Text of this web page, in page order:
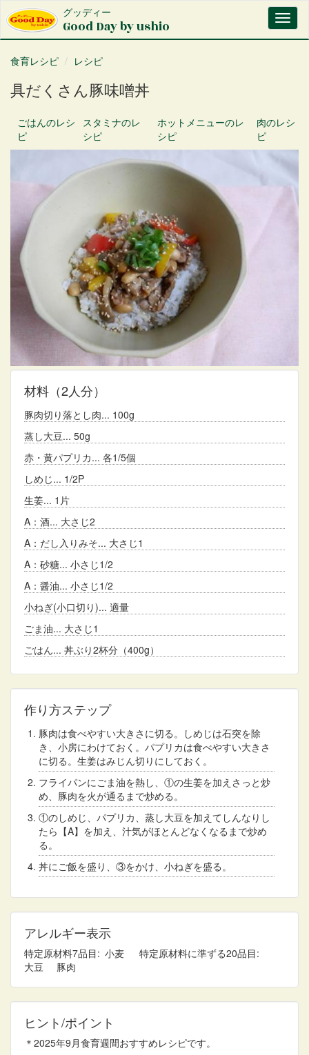
イ
グッディー
Good Day by ushio
食育レシピ
レシピ
具だくさん豚味噌丼
ごはんのレシ
ピ
スタミナのレ
シピ
ホットメニューのレ
シピ
肉のレシ
ピ
材料 （2人分）
豚肉切り落とし肉
100g
蒸し大豆
50g
赤・黄パプリカ
各1/5個
しめじ
1/2P
生姜
1片
A：酒
大さじ2
A：だし入りみそ
大さじ1
A：砂糖
小さじ1/2
A：醤油
小さじ1/2
小ねぎ(小口切り)
適量
ごま油
大さじ1
ごはん
丼ぶり2杯分（400g）
作り方ステップ
豚肉は食べやすい大きさに切る。しめじは石突を除
き、小房にわけておく。パプリカは食べやすい大きさ
に切る。生姜はみじん切りにしておく。
フライパンにごま油を熱し、①の生姜を加えさっと炒
め、豚肉を火が通るまで炒める。
①のしめじ、パプリカ、蒸し大豆を加えてしんなりし
たら【A】を加え、汁気がほとんどなくなるまで炒め
る。
丼にご飯を盛り、③をかけ、小ねぎを盛る。
アレルギー表示
特定原材料7品目 小麦
特定原材料に準ずる20品目
大豆
豚肉
ヒント/ポイント
＊2025年9月食育週間おすすめレシピです。